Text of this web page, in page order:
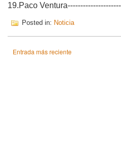
19.Paco
Posted in: Noticia
Entrada más reciente